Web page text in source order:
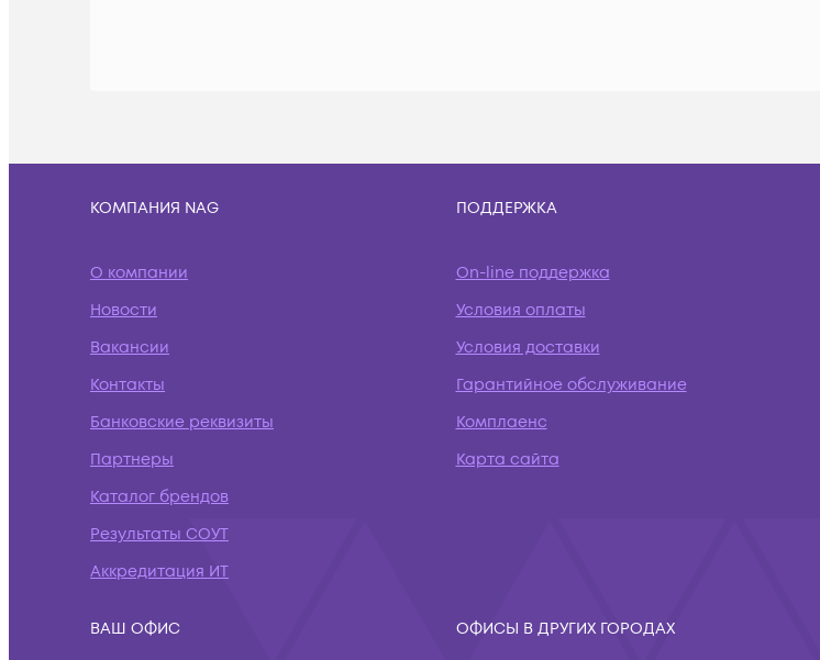
КОМПАНИЯ NAG
О компании
Новости
Вакансии
Контакты
Банковские реквизиты
Партнеры
Каталог брендов
Результаты СОУТ
Аккредитация ИТ
ПОДДЕРЖКА
On-line поддержка
Условия оплаты
Условия доставки
Гарантийное обслуживание
Комплаенс
Карта сайта
ВАШ ОФИС ОФИСЫ В ДРУГИХ ГОРОДАХ